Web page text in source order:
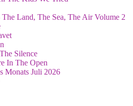
Land, The Sea, The Air Volume 2
Silence
In The Open
Monats Juli 2026